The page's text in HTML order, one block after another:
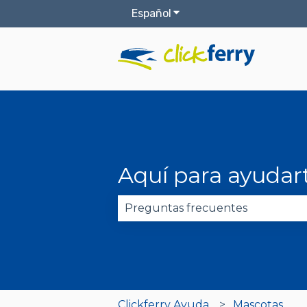
Español Traducciones de Mostrar
Aquí para